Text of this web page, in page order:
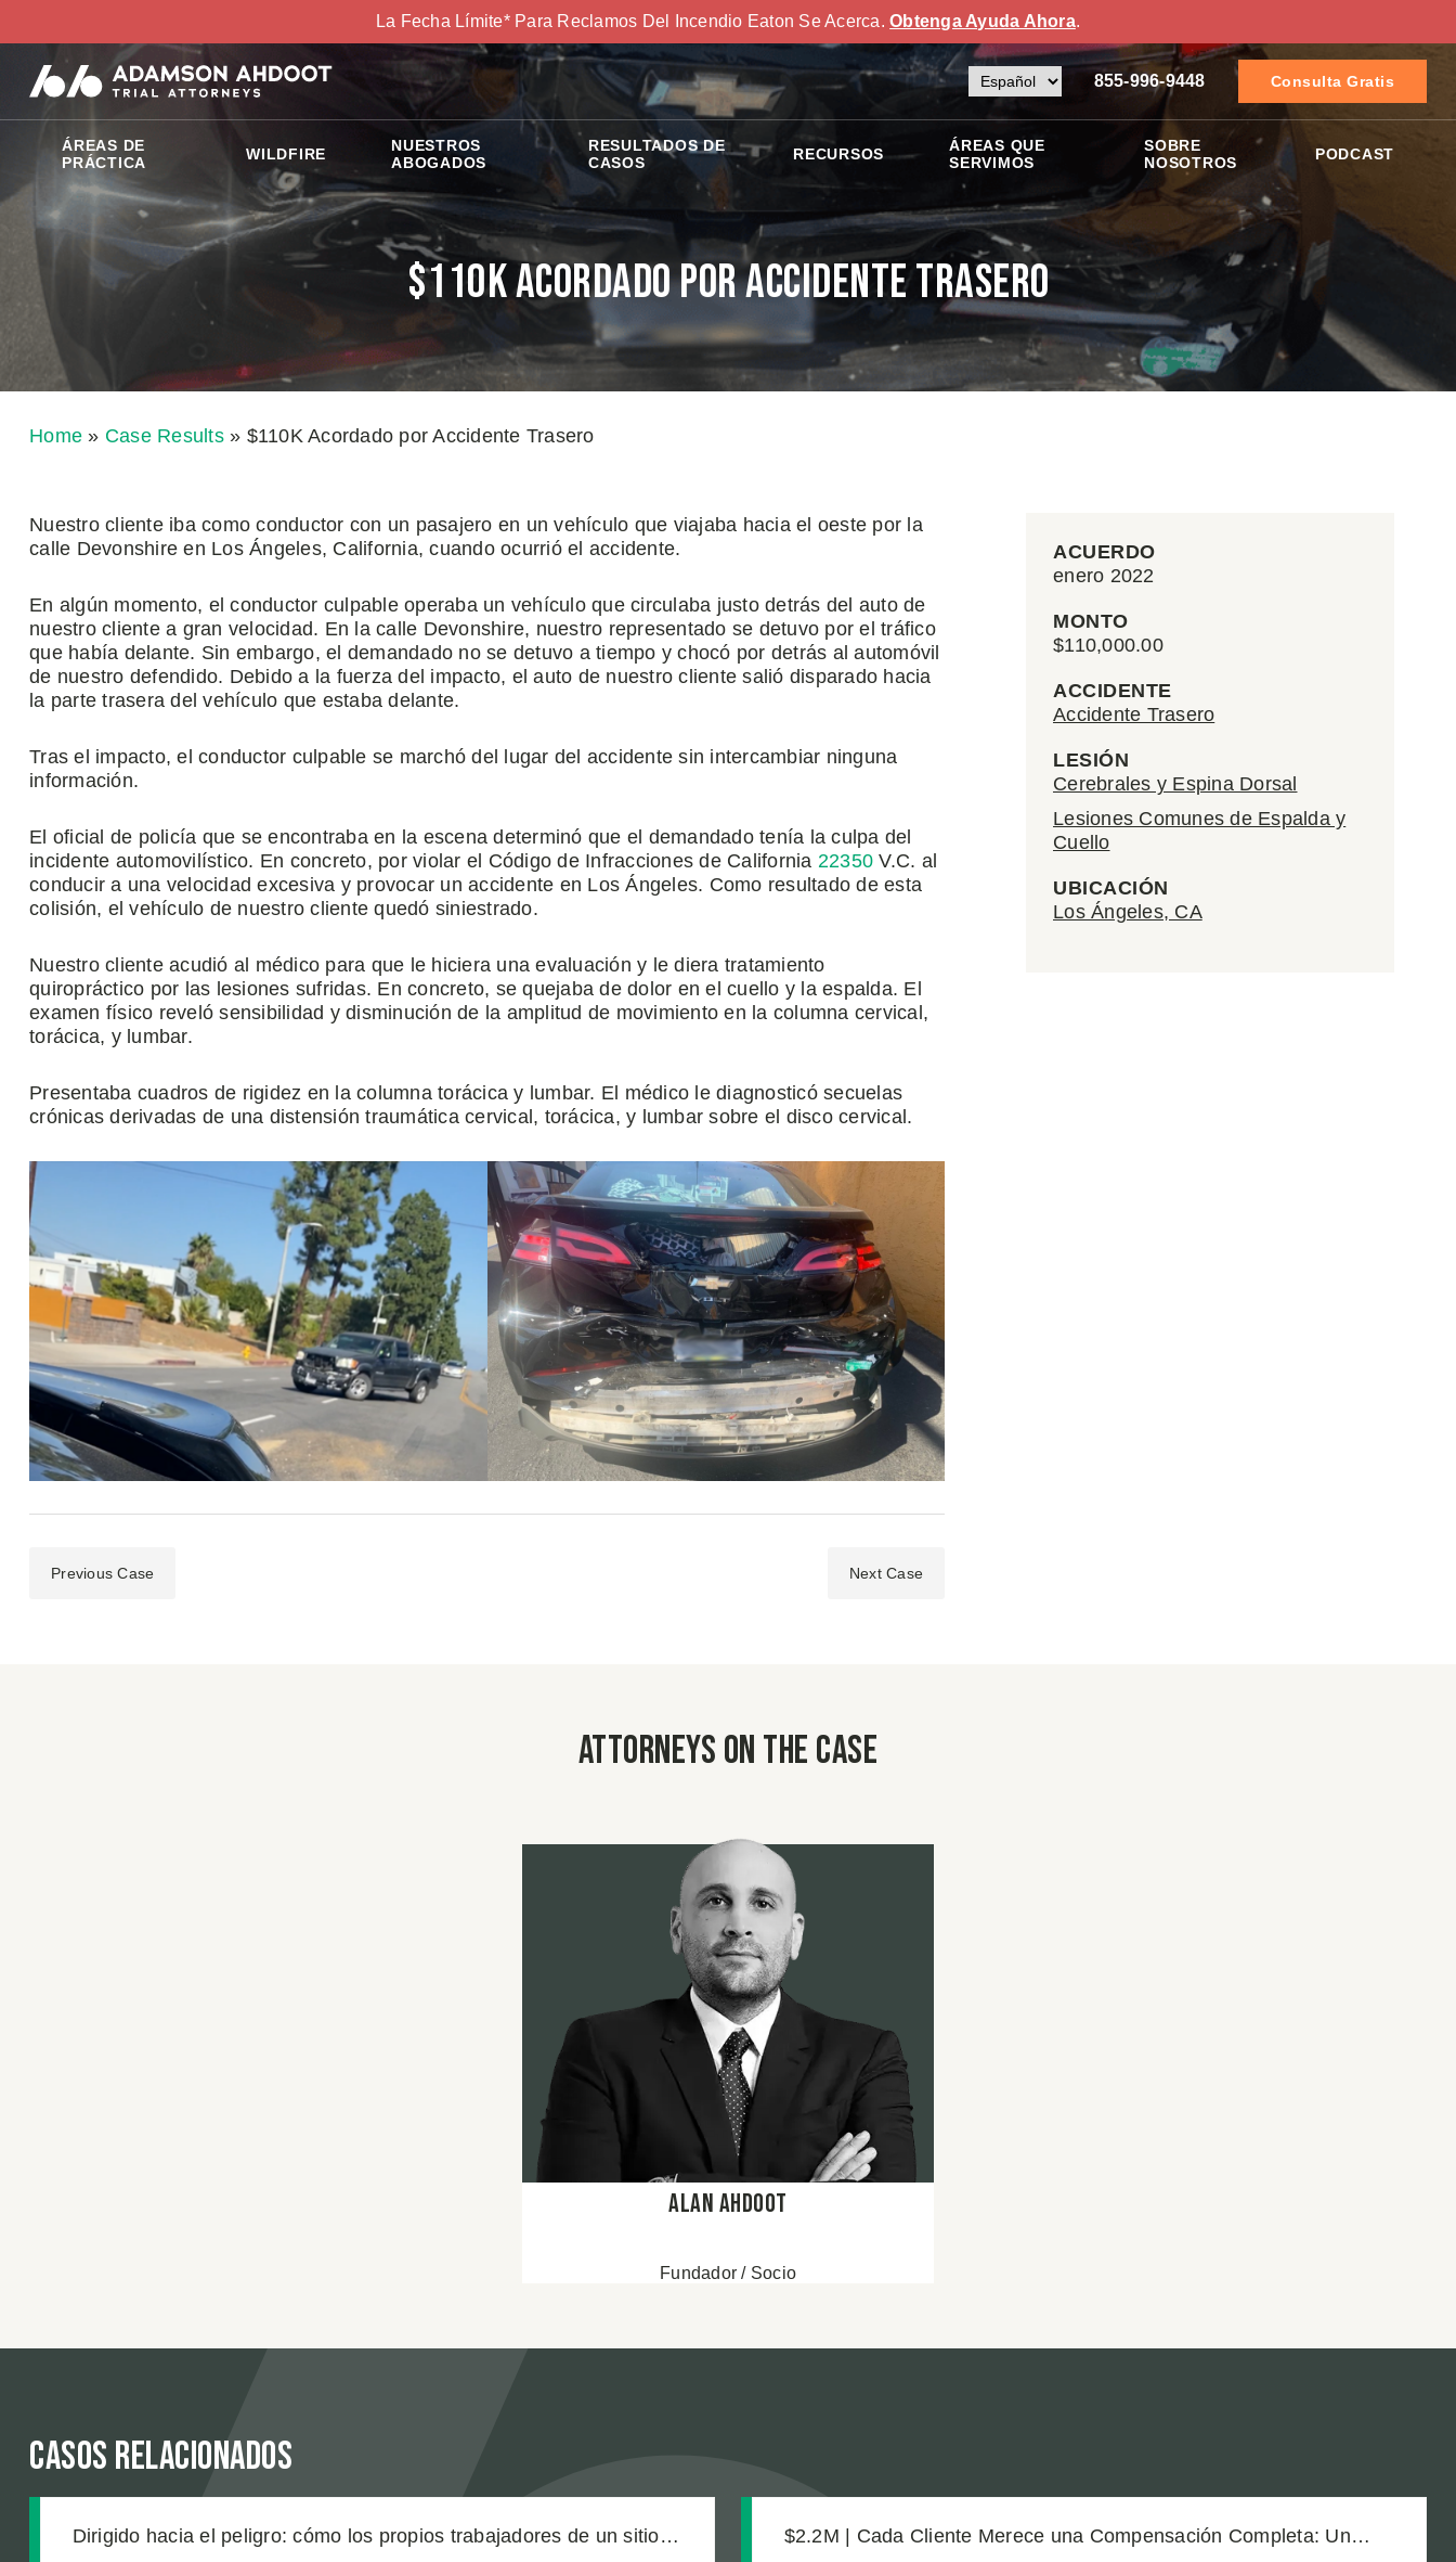
La Fecha Límite* Para Reclamos Del Incendio Eaton Se Acerca.Obtenga Ayuda Ahora.
855-996-9448 Consulta Gratis
ÁREAS DE
PRÁCTICA
WILDFIRE
NUESTROS
ABOGADOS
RESULTADOS DE
CASOS
RECURSOS
ÁREAS QUE
SERVIMOS
SOBRE
NOSOTROS
PODCAST
$110K Acordado por Accidente Trasero
Home » Case Results» $110K Acordado por Accidente Trasero
Nuestro cliente iba como conductor con un pasajero en un vehículo que viajaba hacia el oeste por la
calle Devonshire en Los Ángeles, California, cuando ocurrió el accidente.
En algún momento, el conductor culpable operaba un vehículo que circulaba justo detrás del auto de
nuestro cliente a gran velocidad. En la calle Devonshire, nuestro representado se detuvo por el tráfico
que había delante. Sin embargo, el demandado no se detuvo a tiempo y chocó por detrás al automóvil
de nuestro defendido. Debido a la fuerza del impacto, el auto de nuestro cliente salió disparado hacia
la parte trasera del vehículo que estaba delante.
Tras el impacto, el conductor culpable se marchó del lugar del accidente sin intercambiar ninguna
información.
El oficial de policía que se encontraba en la escena determinó que el demandado tenía la culpa del
incidente automovilístico. En concreto, por violar el Código de Infracciones de California 22350 V.C. al
conducir a una velocidad excesiva y provocar un accidente en Los Ángeles. Como resultado de esta
colisión, el vehículo de nuestro cliente quedó siniestrado.
Nuestro cliente acudió al médico para que le hiciera una evaluación y le diera tratamiento
quiropráctico por las lesiones sufridas. En concreto, se quejaba de dolor en el cuello y la espalda. El
examen físico reveló sensibilidad y disminución de la amplitud de movimiento en la columna cervical,
torácica, y lumbar.
Presentaba cuadros de rigidez en la columna torácica y lumbar. El médico le diagnosticó secuelas
crónicas derivadas de una distensión traumática cervical, torácica, y lumbar sobre el disco cervical.
Previous Case Next Case
ACUERDO
enero 2022
MONTO
$110,000.00
ACCIDENTE
Accidente Trasero
LESIÓN
Cerebrales y Espina Dorsal
Lesiones Comunes de Espalda y
Cuello
UBICACIÓN
Los Ángeles, CA
Attorneys on the case
Alan Ahdoot
Fundador / Socio
Casos relacionados
Dirigido hacia el peligro: cómo los propios trabajadores de un sitio
$2.2M | Cada Cliente Merece una Compensación Completa: Un